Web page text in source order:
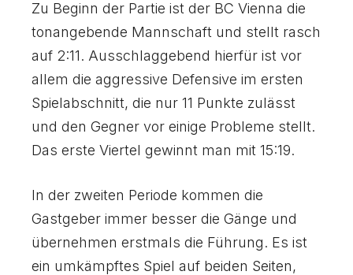
9
0
9
0
6
7
8
9
0
6
7
8
9
0
Zu Beginn der Partie ist der BC Vienna die
tonangebende Mannschaft und stellt rasch
auf 2:11. Ausschlaggebend hierfür ist vor
allem die aggressive Defensive im ersten
Spielabschnitt, die nur 11 Punkte zulässt
und den Gegner vor einige Probleme stellt.
Das erste Viertel gewinnt man mit 15:19.
In der zweiten Periode kommen die
Gastgeber immer besser die Gänge und
übernehmen erstmals die Führung. Es ist
ein umkämpftes Spiel auf beiden Seiten,